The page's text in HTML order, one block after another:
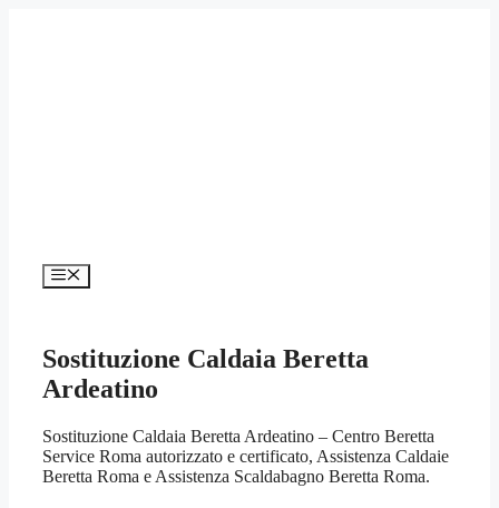
Menu
Sostituzione Caldaia Beretta
Ardeatino
Sostituzione Caldaia Beretta Ardeatino – Centro Beretta
Service Roma autorizzato e certificato, Assistenza Caldaie
Beretta Roma e Assistenza Scaldabagno Beretta Roma.